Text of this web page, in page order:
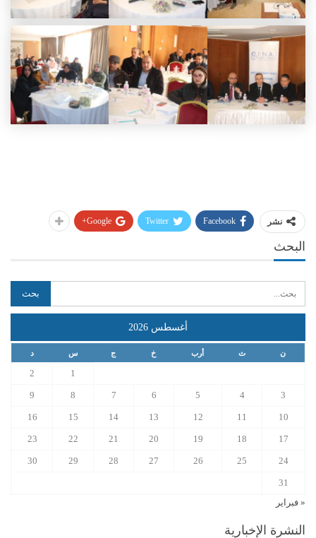
نشر Facebook
Twitter
Google+
البحث
أغسطس 2026
ن ث أرب خ ج س د
1
2
3
4
5
6
7
8
9
10
11
12
13
14
15
16
17
18
19
20
21
22
23
24
25
26
27
28
29
30
31
« فبراير
النشرة الإخبارية